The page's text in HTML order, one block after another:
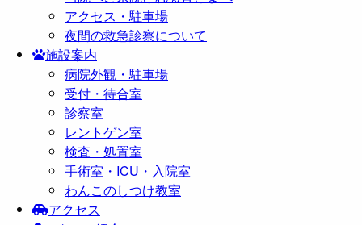
アクセス・駐車場
夜間の救急診察について
施設案内
病院外観・駐車場
受付・待合室
診察室
レントゲン室
検査・処置室
手術室・ICU・入院室
わんこのしつけ教室
アクセス